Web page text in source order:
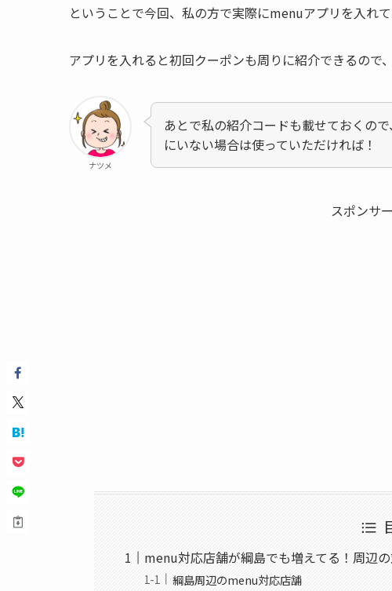
ということで今回、私の方で実際にmenuアプリを入れ
アプリを入れると初回クーポンも周りに紹介できるので
ナツメ
あとで私の紹介コードも載せておくの
にいない場合は使っていただければ！
スポンサ
menu対応店舗が綱島でも増えてる！周辺
綱島周辺のmenu対応店舗